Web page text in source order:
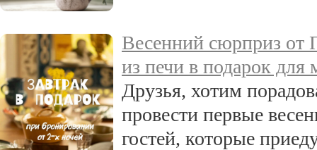
Весенний сюрприз от
из печи в подарок
Друзья, хотим
провести первые
гостей, которые